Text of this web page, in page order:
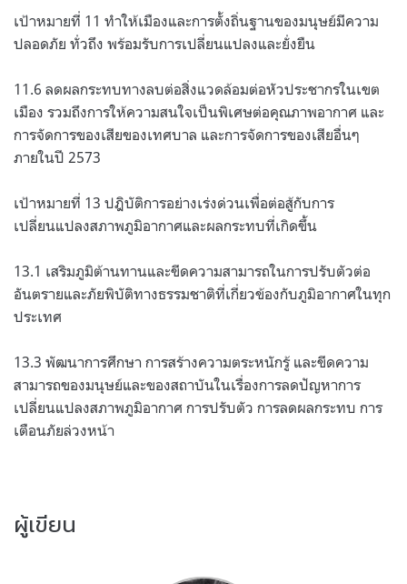
เป้าหมายที่ 11 ทำให้เมืองและการตั้งถิ่นฐานของมนุษย์มีความ
ปลอดภัย ทั่วถึง พร้อมรับการเปลี่ยนแปลงและยั่งยืน
11.6 ลดผลกระทบทางลบต่อสิ่งแวดล้อมต่อหัวประชากรในเขต
เมือง รวมถึงการให้ความสนใจเป็นพิเศษต่อคุณภาพอากาศ และ
การจัดการของเสียของเทศบาล และการจัดการของเสียอื่นๆ
ภายในปี 2573
เป้าหมายที่ 13 ปฎิบัติการอย่างเร่งด่วนเพื่อต่อสู้กับการ
เปลี่ยนแปลงสภาพภูมิอากาศและผลกระทบที่เกิดขึ้น
13.1 เสริมภูมิต้านทานและขีดความสามารถในการปรับตัวต่อ
อันตรายและภัยพิบัติทางธรรมชาติที่เกี่ยวข้องกับภูมิอากาศในทุก
ประเทศ
13.3 พัฒนาการศึกษา การสร้างความตระหนักรู้ และขีดความ
สามารถของมนุษย์และของสถาบันในเรื่องการลดปัญหาการ
เปลี่ยนแปลงสภาพภูมิอากาศ การปรับตัว การลดผลกระทบ การ
เตือนภัยล่วงหน้า
ผู้เขียน